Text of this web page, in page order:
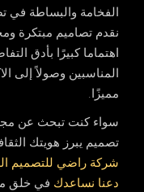
الفخامة والبساطة في
نقدم تصاميم مبتكرة
اهتماما كبيرًا بأدق
المناسبين وصولاً إلى
مميزًا.
سواء كنت تبحث عن
تصميم يبرز هويتك
شركة راضي للتصميم
دعنا نساعدك في خلق